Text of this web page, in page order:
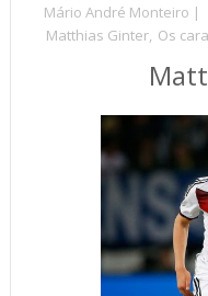
Mário André Monteiro |
Matthias Ginter, Os